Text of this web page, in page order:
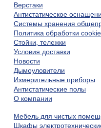
Верстаки
Антистатическое
Системы хранения
Политика обработки cookie
Стойки, тележки
Условия доставки
Новости
Дымоуловители
Измерительные приборы
Антистатические полы
О компании
Мебель для чистых
Шкафы